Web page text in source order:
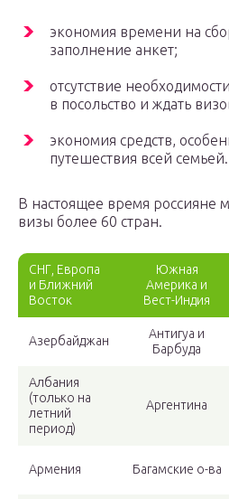
экономия времени на
заполнение анкет;
отсутствие
в посольство и ждать
экономия средств,
путешествия всей семьей.
В настоящее время россияне
визы более 60 стран.
СНГ, Европа
и Ближний
Восток
Южная
Америка и
Вест-Индия
Азербайджан
Антигуа и
Барбуда
Албания
(только на
летний
период)
Аргентина
Армения Багамские о-ва